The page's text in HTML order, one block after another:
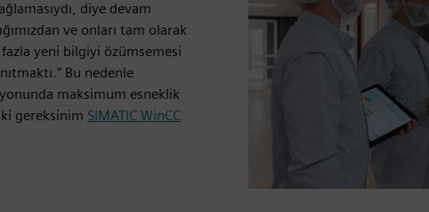
diye devam
ve onları tam olarak
yeni bilgiyi özümsemesi
Bu nedenle
maksimum esneklik
gereksinim SIMATIC WinCC